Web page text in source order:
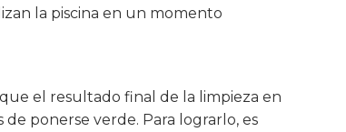
la piscina en un momento
el resultado final de la limpieza en
ponerse verde. Para lograrlo, es